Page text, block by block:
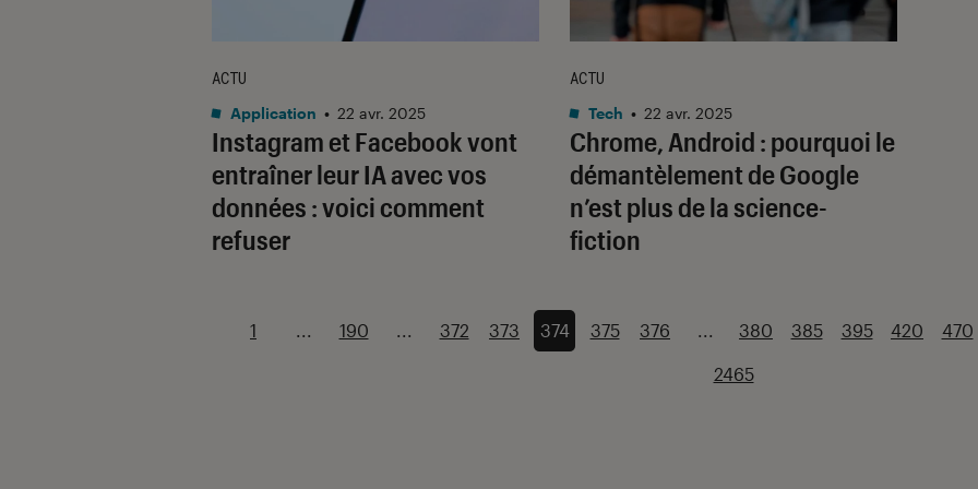
Instagram et Facebook vont
entraîner leur IA avec vos
données : voici comment
refuser
ACTU
Application • 22 avr. 2025
Chrome, Android : pourquoi le
démantèlement de Google
n’est plus de la science-
fiction
ACTU
Tech • 22 avr. 2025
1 ... 190 ... 372 373 374 375 376 ... 380 385 395 420 470
2465